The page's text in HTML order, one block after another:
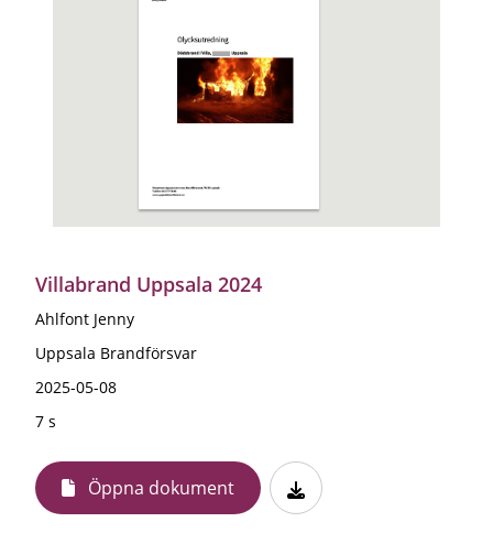
Villabrand Uppsala 2024
Ahlfont Jenny
Uppsala Brandförsvar
2025-05-08
7 s
Öppna dokument